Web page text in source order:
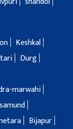
Keshkal
Durg
marwahi
Bijapur